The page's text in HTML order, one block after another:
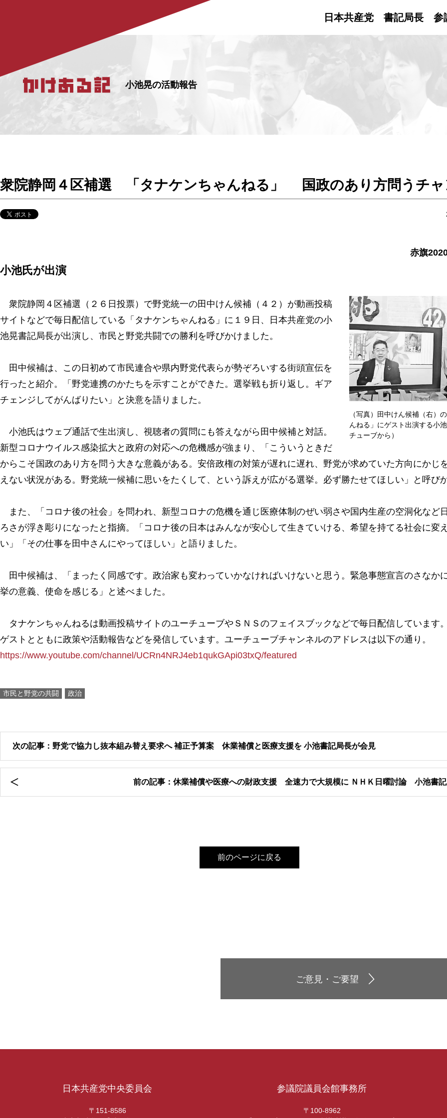
日本共産党 書記局長 参
小池晃の活動報告
衆院静岡４区補選 「タナケンちゃんねる」 国政のあり方問うチャ
赤旗
小池氏が出演
（写真）田中けん候補（右）
んねる」にゲスト出演する小
チューブから）
衆院静岡４区補選（２６日投票）で野党統一の田中けん候補（４２）が動画投稿
サイトなどで毎日配信している「タナケンちゃんねる」に１９日、日本共産党の小
池晃書記局長が出演し、市民と野党共闘での勝利を呼びかけました。
田中候補は、この日初めて市民連合や県内野党代表らが勢ぞろいする街頭宣伝を
行ったと紹介。「野党連携のかたちを示すことができた。選挙戦も折り返し。ギア
チェンジしてがんばりたい」と決意を語りました。
小池氏はウェブ通話で生出演し、視聴者の質問にも答えながら田中候補と対話。
新型コロナウイルス感染拡大と政府の対応への危機感が強まり、「こういうときだ
からこそ国政のあり方を問う大きな意義がある。安倍政権の対策が遅れに遅れ、野党が求めていた方向にかじ
えない状況がある。野党統一候補に思いをたくして、という訴えが広がる選挙。必ず勝たせてほしい」と呼び
また、「コロナ後の社会」を問われ、新型コロナの危機を通じ医療体制のぜい弱さや国内生産の空洞化など
ろさが浮き彫りになったと指摘。「コロナ後の日本はみんなが安心して生きていける、希望を持てる社会に変
い」「その仕事を田中さんにやってほしい」と語りました。
田中候補は、「まったく同感です。政治家も変わっていかなければいけないと思う。緊急事態宣言のさなか
挙の意義、使命を感じる」と述べました。
タナケンちゃんねるは動画投稿サイトのユーチューブやＳＮＳのフェイスブックなどで毎日配信しています
ゲストとともに政策や活動報告などを発信しています。ユーチューブチャンネルのアドレスは以下の通り。
https://www.youtube.com/channel/UCRn4NRJ4eb1qukGApi03txQ/featured
市民と野党の共闘 政治
次の記事：野党で協力し抜本組み替え要求へ 補正予算案 休業補償と医療支援を 小池書記局長が会見
前の記事：休業補償や医療への財政支援 全速力で大規模に ＮＨＫ日曜討論 小池書
前のページに戻る
ご意見・ご要望
日本共産党中央委員会
〒151-8586
参議院議員会館事務所
〒100-8962